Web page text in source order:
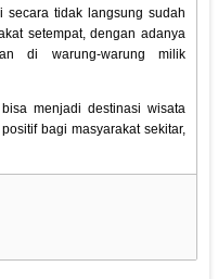
secara tidak langsung sudah
setempat, dengan adanya
di warung-warung milik
menjadi destinasi wisata
bagi masyarakat sekitar,